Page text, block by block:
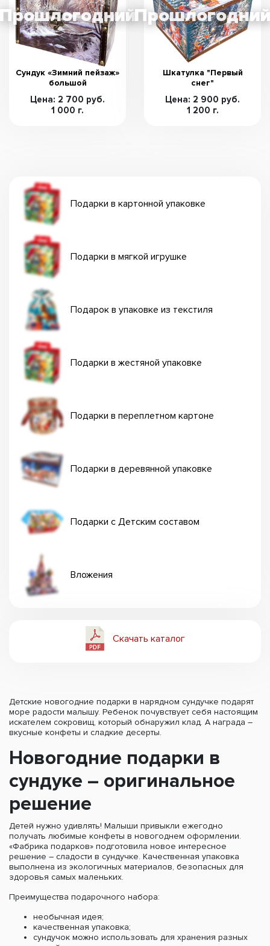
Подарки в картонной упаковке
Подарки в мягкой игрушке
Подарок в упаковке из текстиля
Подарки в жестяной упаковке
Подарки в переплетном картоне
Подарки в деревянной упаковке
Подарки с Детским составом
Вложения
Скачать каталог
Сундук «Зимний пейзаж»
большой
Цена: 2 700 руб.
1 000 г.
Шкатулка "Первый
снег"
Цена: 2 900 руб.
1 200 г.
Детские новогодние подарки в нарядном сундучке подарят
море радости малышу. Ребенок почувствует себя настоящим
искателем сокровищ, который обнаружил клад. А награда –
вкусные конфеты и сладкие десерты.
Новогодние подарки в
сундуке – оригинальное
решение
Детей нужно удивлять! Малыши привыкли ежегодно
получать любимые конфеты в новогоднем оформлении.
«Фабрика подарков» подготовила новое интересное
решение – сладости в сундучке. Качественная упаковка
выполнена из экологичных материалов, безопасных для
здоровья самых маленьких.
Преимущества подарочного набора:
необычная идея;
качественная упаковка;
сундучок можно использовать для хранения разных